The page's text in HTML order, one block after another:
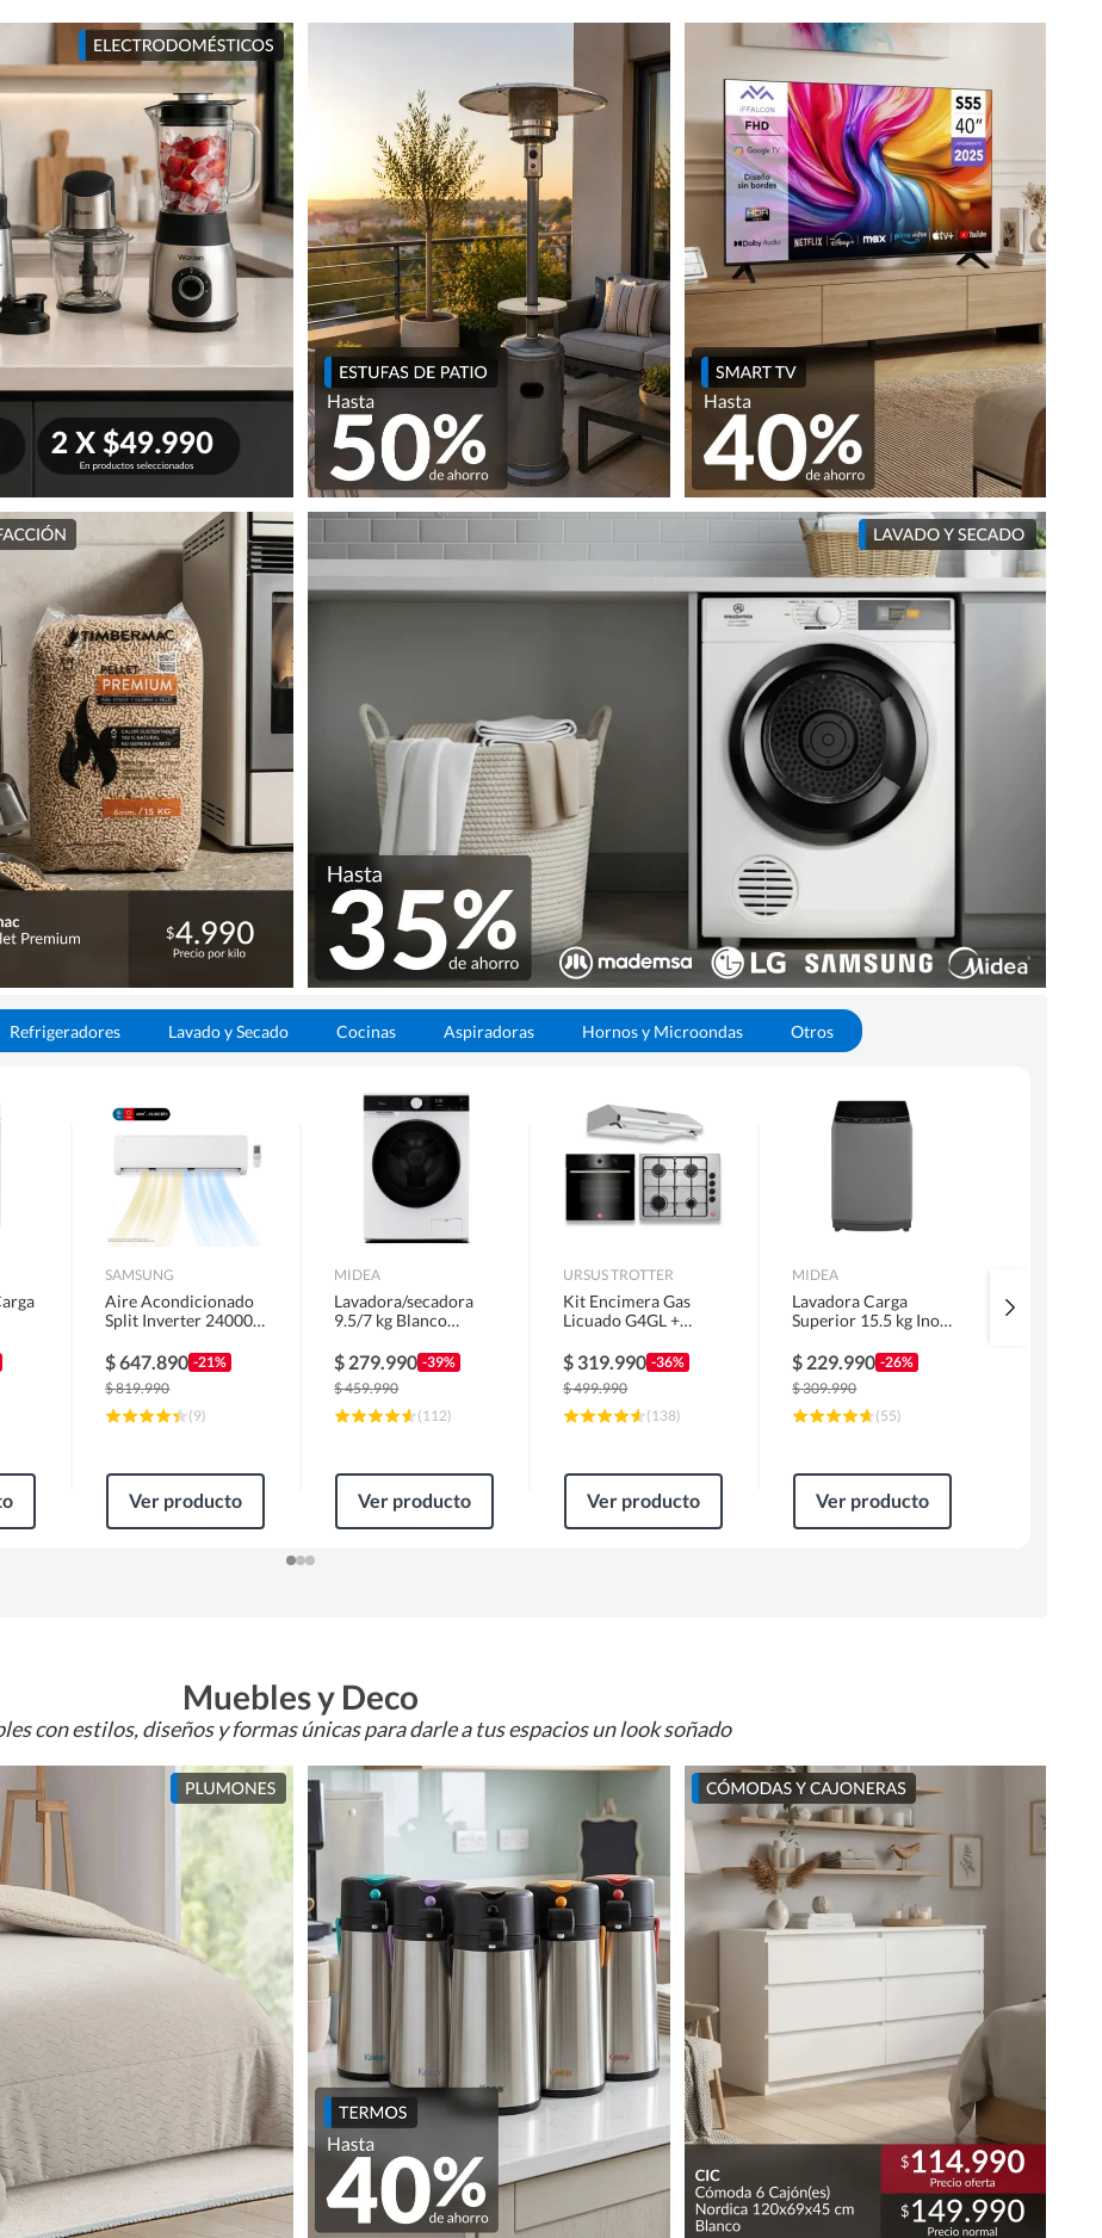
Refrigeradores Lavado y Secado Cocinas Aspiradoras Hornos y Microondas Otros
SAMSUNG
Aire Acondicionado
Split Inverter 24000
$647.890 -21%
$819.990
(9)
Ver producto
MIDEA
Lavadora/secadora
9.5/7 kg Blanco
$ 279.990 -39%
$459.990
(112)
Ver producto
URSUS TROTTER
Kit Encimera Gas
Licuado G4GL +
1 Motor FF60IN +
Horno EPC4NIG
$ 319.990 -36%
$499.990
(138)
Ver producto
MIDEA
Lavadora Carga
Superior 15.5 kg Inox
$ 229.990 -26%
$309.990
(55)
Ver producto
Muebles y Deco
con estilos, diseños y formas únicas para darle a tus espacios un look soñado